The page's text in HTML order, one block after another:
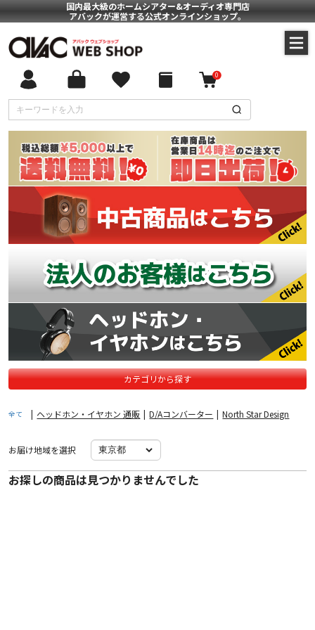
国内最大級のホームシアター&オーディオ専門店
アバックが運営する公式オンラインショップ。
0
カテゴリから探す
全て | ヘッドホン・イヤホン 通販 | D/Aコンバーター | North Star Design
お届け地域を選択
お探しの商品は見つかりませんでした